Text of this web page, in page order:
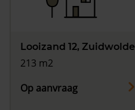
Looizand 12, Zuidwolde
213 m2
Op aanvraag